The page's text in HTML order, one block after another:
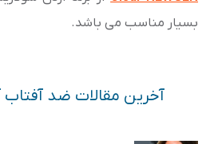
بسیار مناسب می باشد.
آخرین مقالات ضد آفتاب